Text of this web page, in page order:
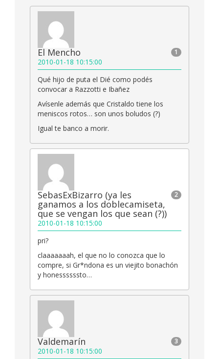
1
El Mencho
2010-01-18 10:15:00
Qué hijo de puta el Dié como podés
convocar a Razzotti e Ibañez
Avísenle además que Cristaldo tiene los
meniscos rotos… son unos boludos (?)
Igual te banco a morir.
2
SebasExBizarro (ya les
ganamos a los doblecamiseta,
que se vengan los que sean (?))
2010-01-18 10:15:00
pri?
claaaaaaah, el que no lo conozca que lo
compre, si Gr*ndona es un viejito bonachón
y honessssssto…
3
Valdemarín
2010-01-18 10:15:00